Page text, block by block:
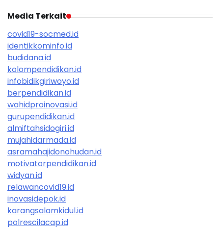
Media Terkait
covid19-socmed.id
identikkominfo.id
budidana.id
kolompendidikan.id
infobidikgiriwoyo.id
berpendidikan.id
wahidproinovasi.id
gurupendidikan.id
almiftahsidogiri.id
mujahidarmada.id
asramahajidonohudan.id
motivatorpendidikan.id
widyan.id
relawancovid19.id
inovasidepok.id
karangsalamkidul.id
polrescilacap.id